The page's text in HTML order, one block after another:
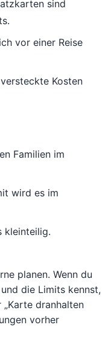
sind
vor einer Reise
Kosten
Familien im
wird es im
kleinteilig.
planen. Wenn du
die Limits kennst,
dranhalten
vorher